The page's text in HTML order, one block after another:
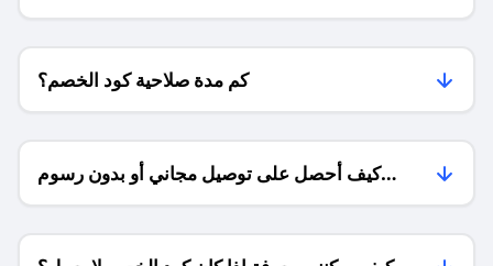
للمتاجر؟
كم مدة صلاحية كود الخصم؟
كيف أحصل على توصيل مجاني أو بدون رسوم
الشحن ؟